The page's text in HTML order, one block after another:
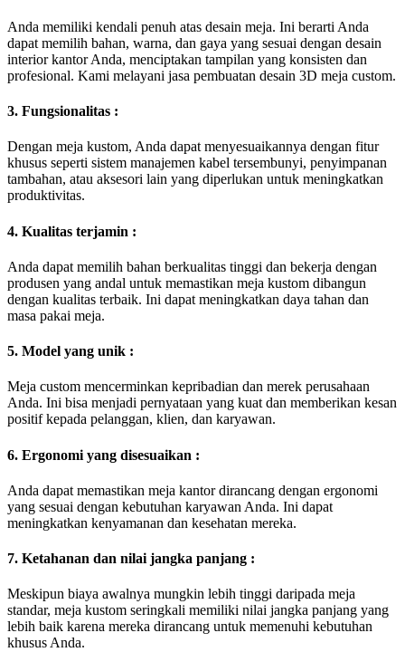
Anda memiliki kendali penuh atas desain meja. Ini berarti Anda
dapat memilih bahan, warna, dan gaya yang sesuai dengan desain
interior kantor Anda, menciptakan tampilan yang konsisten dan
profesional. Kami melayani jasa pembuatan desain 3D meja custom.
3. Fungsionalitas :
Dengan meja kustom, Anda dapat menyesuaikannya dengan fitur
khusus seperti sistem manajemen kabel tersembunyi, penyimpanan
tambahan, atau aksesori lain yang diperlukan untuk meningkatkan
produktivitas.
4. Kualitas terjamin :
Anda dapat memilih bahan berkualitas tinggi dan bekerja dengan
produsen yang andal untuk memastikan meja kustom dibangun
dengan kualitas terbaik. Ini dapat meningkatkan daya tahan dan
masa pakai meja.
5. Model yang unik :
Meja custom mencerminkan kepribadian dan merek perusahaan
Anda. Ini bisa menjadi pernyataan yang kuat dan memberikan kesan
positif kepada pelanggan, klien, dan karyawan.
6. Ergonomi yang disesuaikan :
Anda dapat memastikan meja kantor dirancang dengan ergonomi
yang sesuai dengan kebutuhan karyawan Anda. Ini dapat
meningkatkan kenyamanan dan kesehatan mereka.
7. Ketahanan dan nilai jangka panjang :
Meskipun biaya awalnya mungkin lebih tinggi daripada meja
standar, meja kustom seringkali memiliki nilai jangka panjang yang
lebih baik karena mereka dirancang untuk memenuhi kebutuhan
khusus Anda.